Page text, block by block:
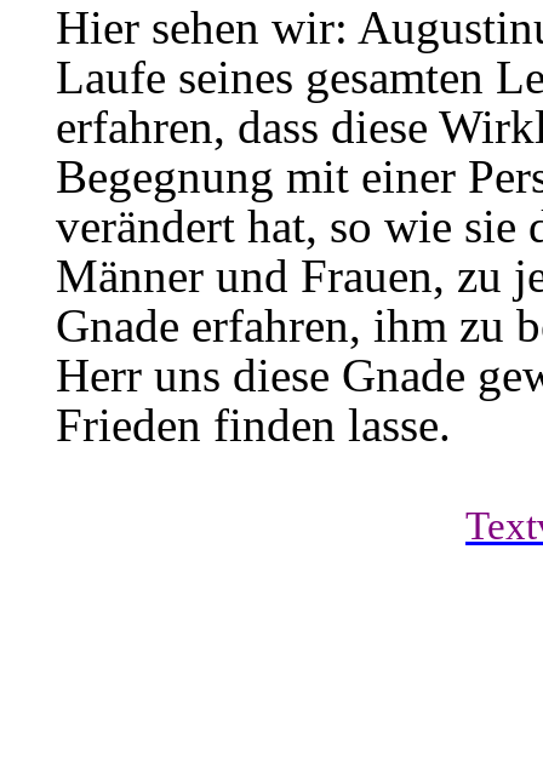
Hier sehen wir:
Laufe seines gesamten
erfahren, dass diese
Begegnung mit einer
verändert hat, so wie sie
Männer und Frauen, zu
Gnade erfahren, ihm zu
Herr uns diese Gnade
Frieden finden lasse.